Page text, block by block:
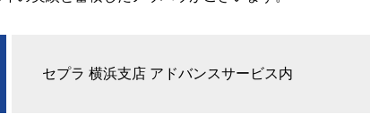
セプラ 横浜支店 アドバンスサービス内